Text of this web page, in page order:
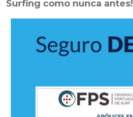
Surfing como nunca antes!